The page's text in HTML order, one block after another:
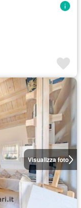
Visualizza foto